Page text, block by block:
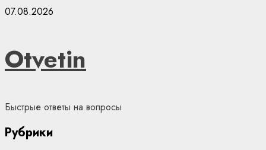
Skip
07.08.2026
Otvetin
Быстрые ответы на вопросы
Рубрики